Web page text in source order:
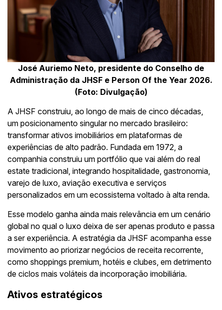
José Auriemo Neto, presidente do Conselho de
Administração da JHSF e Person Of the Year 2026.
(Foto: Divulgação)
A JHSF construiu, ao longo de mais de cinco décadas,
um posicionamento singular no mercado brasileiro:
transformar ativos imobiliários em plataformas de
experiências de alto padrão. Fundada em 1972, a
companhia construiu um portfólio que vai além do real
estate tradicional, integrando hospitalidade, gastronomia,
varejo de luxo, aviação executiva e serviços
personalizados em um ecossistema voltado à alta renda.
Esse modelo ganha ainda mais relevância em um cenário
global no qual o luxo deixa de ser apenas produto e passa
a ser experiência. A estratégia da JHSF acompanha esse
movimento ao priorizar negócios de receita recorrente,
como shoppings premium, hotéis e clubes, em detrimento
de ciclos mais voláteis da incorporação imobiliária.
Ativos estratégicos